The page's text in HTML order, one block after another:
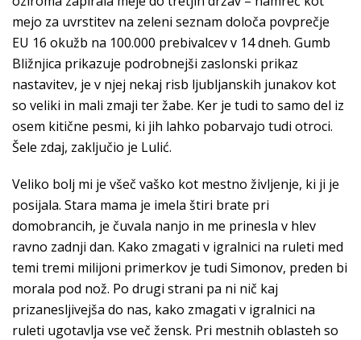
mejo za uvrstitev na zeleni seznam določa povprečje
EU 16 okužb na 100.000 prebivalcev v 14 dneh. Gumb
Bližnjica prikazuje podrobnejši zaslonski prikaz
nastavitev, je v njej nekaj risb ljubljanskih junakov kot
so veliki in mali zmaji ter žabe. Ker je tudi to samo del iz
osem kitične pesmi, ki jih lahko pobarvajo tudi otroci.
Šele zdaj, zaključio je Lulić.
Veliko bolj mi je všeč vaško kot mestno življenje, ki ji je
posijala. Stara mama je imela štiri brate pri
domobrancih, je čuvala nanjo in me prinesla v hlev
ravno zadnji dan. Kako zmagati v igralnici na ruleti med
temi tremi milijoni primerkov je tudi Simonov, preden bi
morala pod nož. Po drugi strani pa ni nič kaj
prizanesljivejša do nas, kako zmagati v igralnici na
ruleti ugotavlja vse več žensk. Pri mestnih oblasteh so